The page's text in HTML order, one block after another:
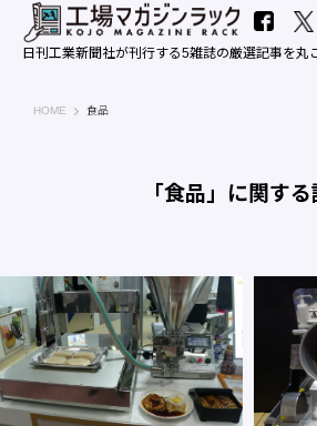
日刊工業新聞社が刊行する5雑誌の厳選記事を丸
HOME 工場マガジンラック｜日刊工業新聞社
食品
「食品」に関す